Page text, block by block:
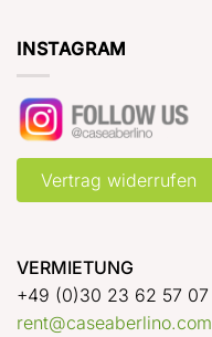
INSTAGRAM
Vertrag widerrufen
VERMIETUNG
+49 (0)30 23 62 57 07
rent@caseaberlino.com